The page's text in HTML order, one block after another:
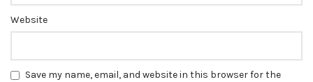
Website
Save my name, email, and website in this browser for the